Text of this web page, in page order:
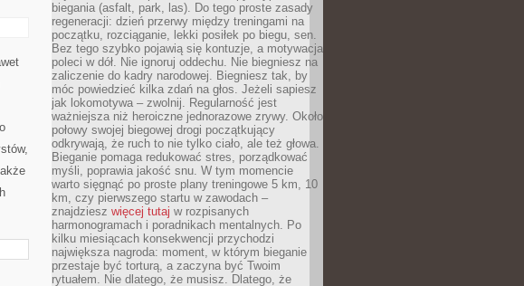
biegania (asfalt, park, las). Do tego proste zasady
regeneracji: dzień przerwy między treningami na
początku, rozciąganie, lekki posiłek po biegu, sen.
Bez tego szybko pojawią się kontuzje, a motywacja
poleci w dół. Nie ignoruj oddechu. Nie biegniesz na
zaliczenie do kadry narodowej. Biegniesz tak, by
móc powiedzieć kilka zdań na głos. Jeżeli sapiesz
jak lokomotywa – zwolnij. Regularność jest
ważniejsza niż heroiczne jednorazowe zrywy. Około
połowy swojej biegowej drogi początkujący
odkrywają, że ruch to nie tylko ciało, ale też głowa.
Bieganie pomaga redukować stres, porządkować
myśli, poprawia jakość snu. W tym momencie
warto sięgnąć po proste plany treningowe 5 km, 10
km, czy pierwszego startu w zawodach –
znajdziesz więcej tutaj w rozpisanych
harmonogramach i poradnikach mentalnych. Po
kilku miesiącach konsekwencji przychodzi
największa nagroda: moment, w którym bieganie
przestaje być torturą, a zaczyna być Twoim
rytuałem. Nie dlatego, że musisz. Dlatego, że